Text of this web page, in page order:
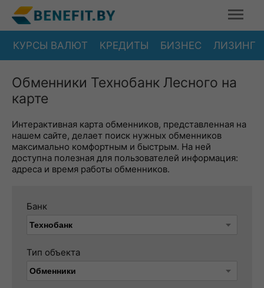
КУРСЫ ВАЛЮТ КРЕДИТЫ БИЗНЕС ЛИЗИНГ
Обменники Технобанк Лесного на
карте
Интерактивная карта обменников, представленная на
нашем сайте, делает поиск нужных обменников
максимально комфортным и быстрым. На ней
доступна полезная для пользователей информация:
адреса и время работы обменников.
Банк
Тип объекта